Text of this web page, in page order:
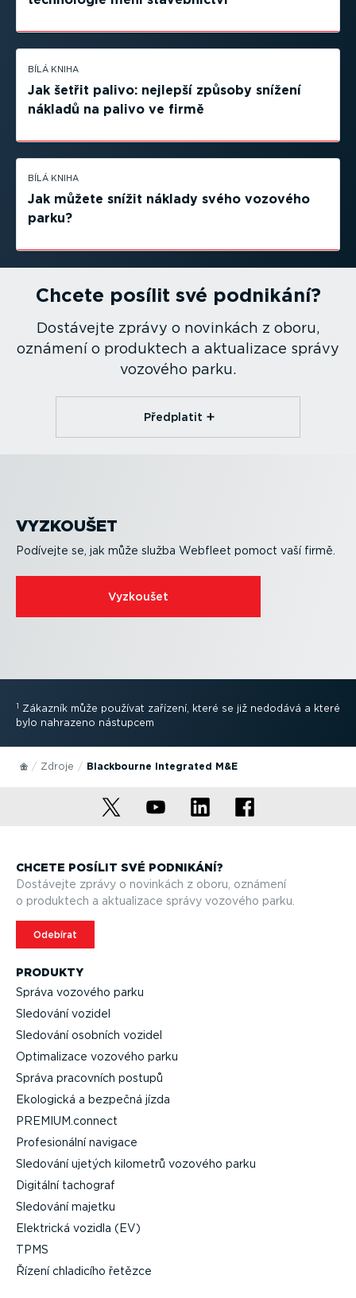
BÍLÁ KNIHA
Jak šetřit palivo: nejlepší způsoby snížení
nákladů na palivo ve firmě
BÍLÁ KNIHA
Jak můžete snížit náklady svého vozového
parku?
Chcete posílit své podnikání?
Dostávejte zprávy o novinkách z oboru,
oznámení o produktech a aktualizace správy
vozového parku.
Předplatit
VYZKOUŠET
Podívejte se, jak může služba Webfleet pomoct vaší firmě.
Vyzkoušet
1 Zákazník může používat zařízení, které se již nedodává a které
bylo nahrazeno nástupcem
Zdroje Blackbourne Integrated M&E
PRODUKTY
Správa vozového parku
Sledování vozidel
Sledování osobních vozidel
Optima­lizace vozového parku
Správa pracovních postupů
Ekologická a bezpečná jízda
PREMIUM.connect
Profe­si­o­nální navigace
Sledování ujetých kilometrů vozového parku
Digitální tachograf
Sledování majetku
Elektrická vozidla (EV)
TPMS
Řízení chladicího řetězce
CHCETE POSÍLIT SVÉ PODNIKÁNÍ?
Dostávejte zprávy o novinkách z oboru, oznámení
o produktech a aktualizace správy vozového parku.
Odebírat